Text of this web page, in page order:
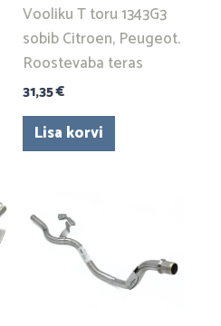
Vooliku T toru 1343G3
sobib Citroen, Peugeot.
Roostevaba teras
31,35€
Lisa korvi